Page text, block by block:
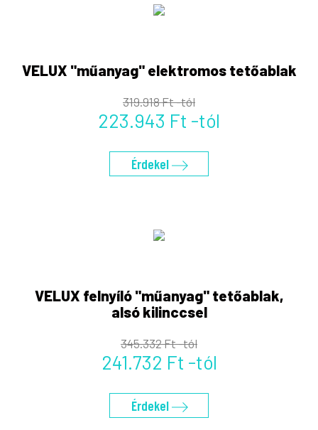
VELUX "műanyag" elektromos tetőablak
319.918 Ft -tól
223.943 Ft -tól
Érdekel
VELUX felnyíló "műanyag" tetőablak,
alsó kilinccsel
345.332 Ft -tól
241.732 Ft -tól
Érdekel